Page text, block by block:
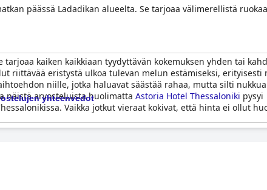
päässä Ladadikan alueelta. Se tarjoaa välimerellistä
kaiken kaikkiaan tyydyttävän kokemuksen yhden tai
riittävää eristystä ulkoa tulevan melun estämiseksi, erityisesti
niille, jotka haluavat säästää rahaa, mutta silti
näistä arvosteluista huolimatta Astoria Hotel Thessaloniki pysyi
Vaikka jotkut vieraat kokivat, että hinta ei ollut
yhteenvedot